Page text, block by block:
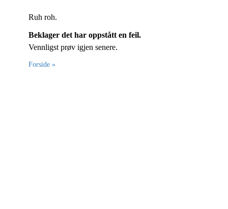
Ruh roh.
Beklager det har oppstått en feil.
Vennligst prøv igjen senere.
Forside »